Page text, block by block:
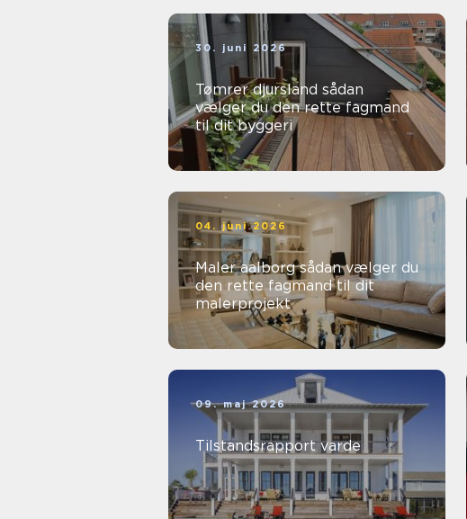
30. juni 2026
Tømrer djursland sådan
vælger du den rette fagmand
til dit byggeri
04. juni 2026
Maler aalborg sådan vælger du
den rette fagmand til dit
malerprojekt
09. maj 2026
Tilstandsrapport varde